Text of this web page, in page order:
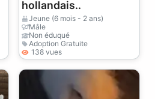
hollandais..
Jeune (6 mois - 2 ans)
Mâle
Non éduqué
Adoption Gratuite
138 vues